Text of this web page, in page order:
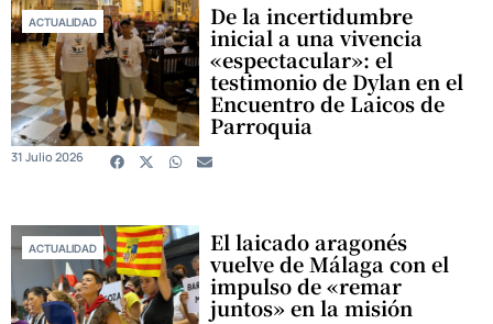
ACTUALIDAD De la incertidumbre
inicial a una vivencia
«espectacular»: el
testimonio de Dylan en el
Encuentro de Laicos de
Parroquia
31 Julio 2026
ACTUALIDAD El laicado aragonés
vuelve de Málaga con el
impulso de «remar
juntos» en la misión